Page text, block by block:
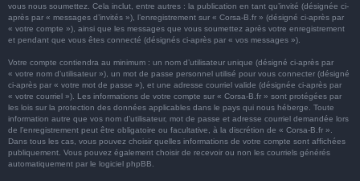
vous nous soumettez. Cela inclut, entre autres : la publication en tant qu’invité (désignée ci-
après par « messages d’invités »), l’enregistrement sur « Corsa-B.fr » (désigné ci-après par
« votre compte »), ainsi que les messages que vous soumettez après votre enregistrement
et pendant que vous êtes connecté (désignés ci-après par « vos messages »).
Votre compte contiendra au minimum : un nom d’utilisateur unique (désigné ci-après par
« votre nom d’utilisateur »), un mot de passe personnel utilisé pour vous connecter (désigné
ci-après par « votre mot de passe »), et une adresse courriel valide (désignée ci-après par
« votre courriel »). Les informations de votre compte sur « Corsa-B.fr » sont protégées par
les lois sur la protection des données applicables dans le pays qui nous héberge. Toute
information autre que vos nom d’utilisateur, mot de passe et adresse courriel demandée lors
de l’enregistrement peut être obligatoire ou facultative, à la discrétion de « Corsa-B.fr ».
Dans tous les cas, vous pouvez choisir quelles informations de votre compte sont affichées
publiquement. Vous pouvez également choisir de recevoir ou non les courriels générés
automatiquement par le logiciel phpBB.